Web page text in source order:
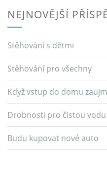
NEJNOVĚJŠÍ
Stěhování s dětmi
Stěhování pro všechny
Když vstup do domu
Drobnosti pro čistou vodu
Budu kupovat nové auto